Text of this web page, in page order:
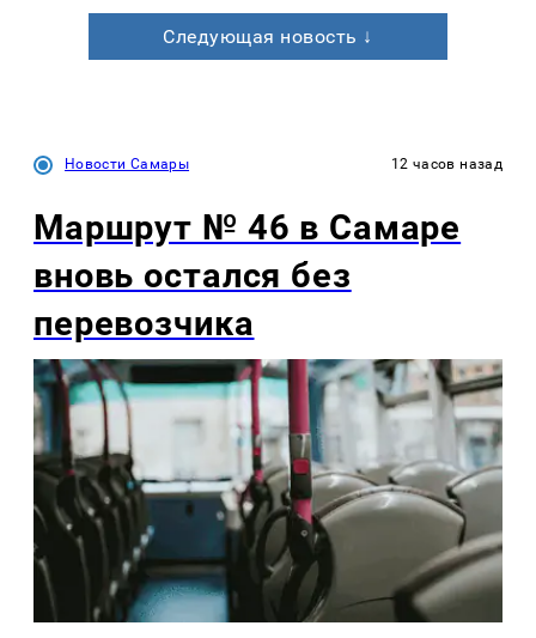
Следующая новость ↓
Новости Самары 12 часов назад
Маршрут № 46 в Самаре
вновь остался без
перевозчика